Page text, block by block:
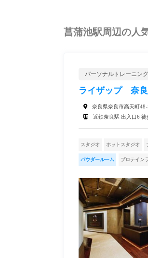
菖蒲池駅周辺の人
パーソナルトレーニング
ライザップ 奈
奈良県奈良市高天町
近鉄奈良駅 出入口6 徒
スタジオ ホットスタジオ
パウダールーム プロテイン